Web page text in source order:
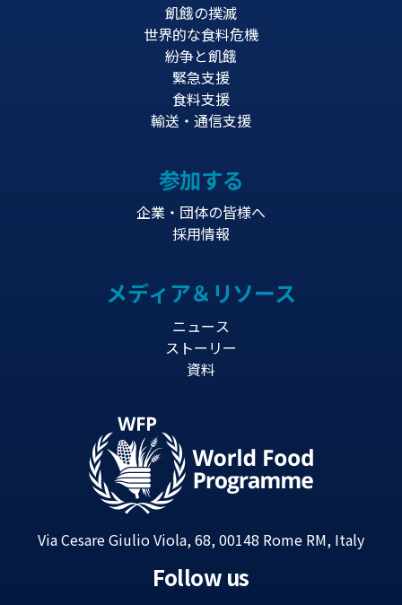
飢餓の撲滅
世界的な食料危機
紛争と飢餓
緊急支援
食料支援
輸送・通信支援
参加する
企業・団体の皆様へ
採用情報
メディア＆リソース
ニュース
ストーリー
資料
Via Cesare Giulio Viola, 68, 00148 Rome RM, Italy
Follow us